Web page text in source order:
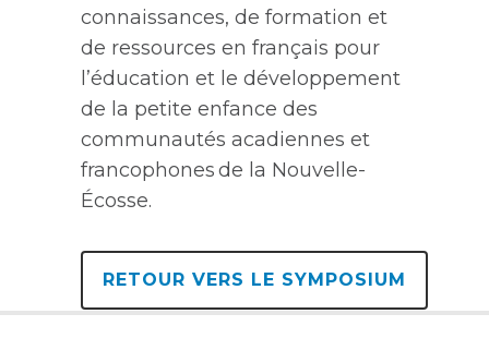
connaissances, de formation et
de ressources en français pour
l’éducation et le développement
de la petite enfance des
communautés acadiennes et
francophones de la Nouvelle-
Écosse.
RETOUR VERS LE SYMPOSIUM